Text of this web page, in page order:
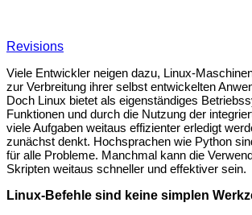
Revisions
Viele Entwickler neigen dazu, Linux-
zur Verbreitung ihrer selbst entwickelten
Doch Linux bietet als eigenständiges
Funktionen und durch die Nutzung der
viele Aufgaben weitaus effizienter erledigt
zunächst denkt. Hochsprachen wie Python
für alle Probleme. Manchmal kann die
Skripten weitaus schneller und effektiver sein.
Linux-Befehle sind keine simplen